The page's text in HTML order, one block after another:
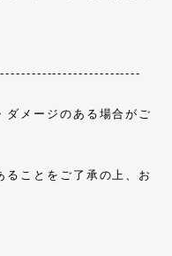
ダメージのある場合がご
ることをご了承の上、お